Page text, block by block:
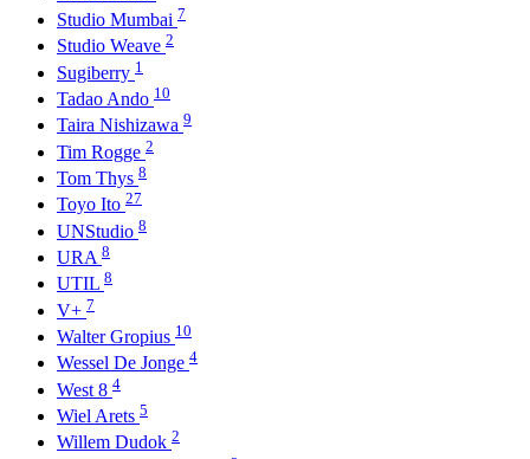
Studio Mumbai 7
Studio Weave 2
Sugiberry 1
Tadao Ando 10
Taira Nishizawa 9
Tim Rogge 2
Tom Thys 8
Toyo Ito 27
UNStudio 8
URA 8
UTIL 8
V+ 7
Walter Gropius 10
Wessel De Jonge 4
West 8 4
Wiel Arets 5
Willem Dudok 2